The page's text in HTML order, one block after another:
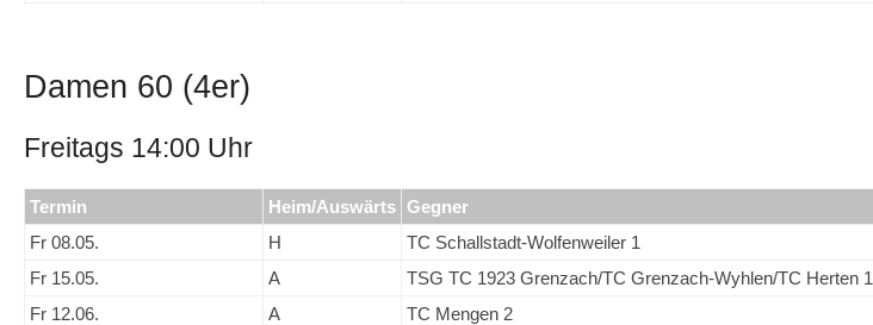
Damen 60 (4er)
Freitags 14:00 Uhr
Termin Heim/Auswärts Gegner
Fr 08.05.
H
TC Schallstadt-Wolfenweiler 1
Fr 15.05.
A
TSG TC 1923 Grenzach/TC Grenzach-Wyhlen/TC Herten 1
Fr 12.06.
A
TC Mengen 2